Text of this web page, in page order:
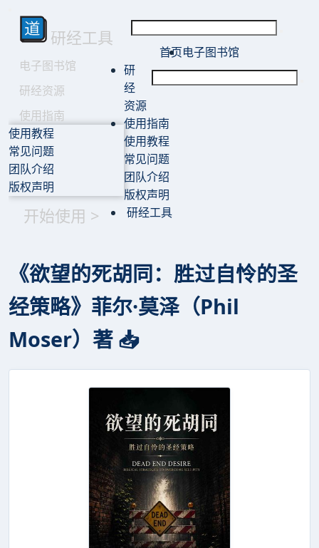
研经工具
电子图书馆
研经资源
使用指南
使用教程
常见问题
团队介绍
版权声明
开始使用 >
首页电子图书馆
研
经
资源
使用指南
使用教程
常见问题
团队介绍
版权声明
研经工具
《欲望的死胡同：胜过自怜的圣
经策略》菲尔·莫泽（Phil
Moser）著 📥